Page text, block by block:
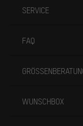
SERVICE
FAQ
WUNSCHBOX